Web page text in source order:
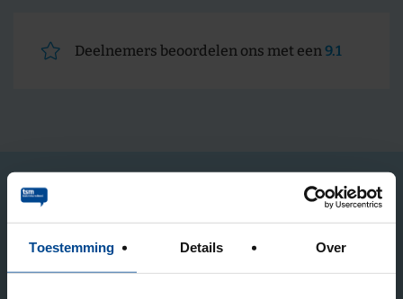
Toestemming Details Over
Deelnemers beoordelen ons met een9.1
Op de hoogte gehouden worden?
Elk kwartaal sturen we nieuw gepubliceerde
kennisartikelen en houden we je op de hoogte van (gratis)